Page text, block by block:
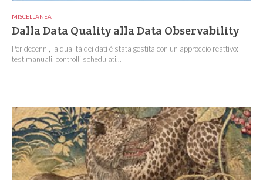
MISCELLANEA
Dalla Data Quality alla Data Observability
Per decenni, la qualità dei dati è stata gestita con un approccio reattivo:
test manuali, controlli schedulati...